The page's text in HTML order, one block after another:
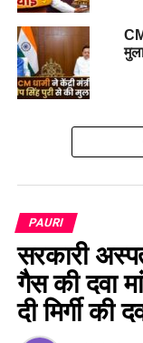
#NayarFestival, #
#
#GangaRiver
DEVELOPMENT
उत्तराखंड: लाठीचार्ज
घायल…
DON'T MISS
हेली एंबुलेंस सेवा की
में ऑनलाइन
PAURI
सरकारी
गैस की दवा
दी मिर्गी की